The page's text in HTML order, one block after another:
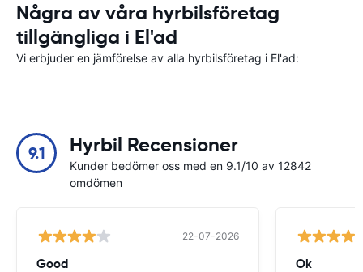
Några av våra hyrbilsföretag
tillgängliga i El'ad
Vi erbjuder en jämförelse av alla hyrbilsföretag i El'ad:
9.1 Hyrbil Recensioner
Kunder bedömer oss med en 9.1/10 av 12842
omdömen
22-07-2026
Good Ok